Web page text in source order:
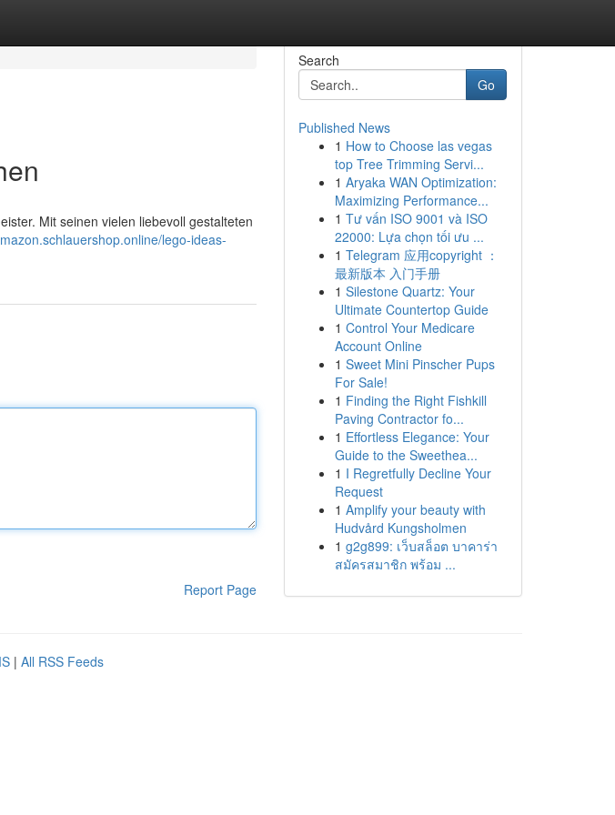
Mit seinen vielen liebevoll gestalteten
lego-ideas-
Report Page
Search
Go
Published News
1 How to Choose las vegas
top Tree Trimming Servi...
1 Aryaka WAN Optimization:
Maximizing Performance...
1 Tư vấn ISO 9001 và ISO
22000: Lựa chọn tối ưu ...
1 Telegram 应用copyright ：
最新版本 入门手册
1 Silestone Quartz: Your
Ultimate Countertop Guide
1 Control Your Medicare
Account Online
1 Sweet Mini Pinscher Pups
For Sale!
1 Finding the Right Fishkill
Paving Contractor fo...
1 Effortless Elegance: Your
Guide to the Sweethea...
1 I Regretfully Decline Your
Request
1 Amplify your beauty with
Hudvård Kungsholmen
1 g2g899: เว็บสล็อต บาคาร่า
สมัครสมาชิก พร้อม ...
| All RSS Feeds